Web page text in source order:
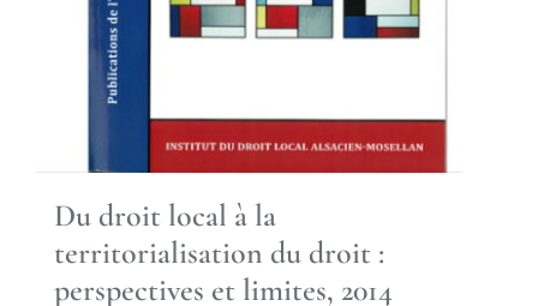
Du droit local à la
territorialisation du droit :
perspectives et limites, 2014